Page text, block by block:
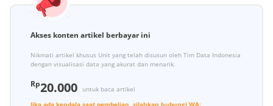
Akses konten artikel berbayar ini
Nikmati artikel khusus Unit yang telah disusun oleh Tim Data Indonesia
dengan visualisasi data yang akurat dan menarik.
Rp20.000
untuk baca artikel
Jika ada kendala saat pembelian, silahkan hubungi WA: